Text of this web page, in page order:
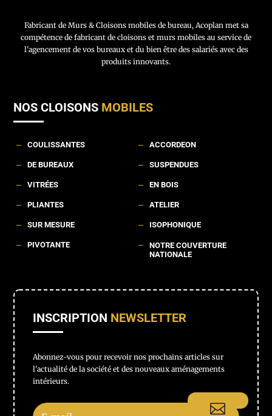
Fabricant de Murs & Cloisons mobiles de bureau, Acoplan met sa
compétence de fabricant de cloisons et murs mobiles au service de
l'agencement de vos bureaux et du bien être des salariés avec des
produits innovants.
NOS CLOISONS MOBILES
K COULISSANTES K ACCORDEON
K DE BUREAUX K SUSPENDUES
K VITRÉES K EN BOIS
K PLIANTES K ATELIER
K SUR MESURE K ISOPHONIQUE
K PIVOTANTE K
NOTRE COUVERTURE
NATIONALE
INSCRIPTION NEWSLETTER
Abonnez-vous pour recevoir nos prochains articles sur
l'actualité de la société et des nouveaux aménagements
intérieurs.